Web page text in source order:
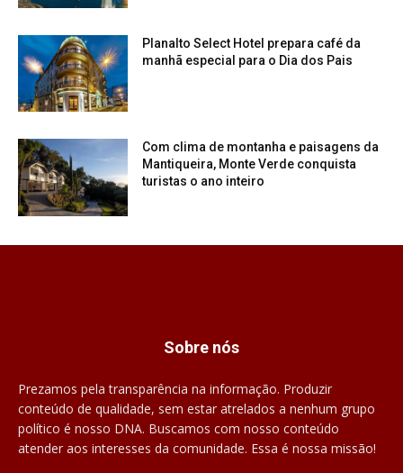
Planalto Select Hotel prepara café da
manhã especial para o Dia dos Pais
Com clima de montanha e paisagens da
Mantiqueira, Monte Verde conquista
turistas o ano inteiro
Sobre nós
Prezamos pela transparência na informação. Produzir
conteúdo de qualidade, sem estar atrelados a nenhum grupo
político é nosso DNA. Buscamos com nosso conteúdo
atender aos interesses da comunidade. Essa é nossa missão!